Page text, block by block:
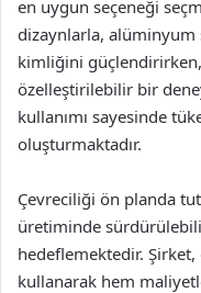
en uygun seçeneği
dizaynlarla, alüminyum
kimliğini
özelleştirilebilir bir
kullanımı sayesinde
oluşturmaktadır.
Çevreciliği ön planda
üretiminde
hedeflemektedir.
kullanarak hem